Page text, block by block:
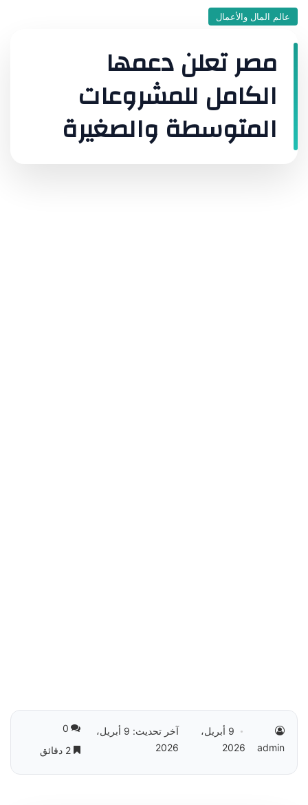
عالم المال والأعمال
مصر تعلن دعمها
الكامل للمشروعات
المتوسطة والصغيرة
admin
9 أبريل،
2026
آخر تحديث: 9 أبريل،
2026
0
2 دقائق